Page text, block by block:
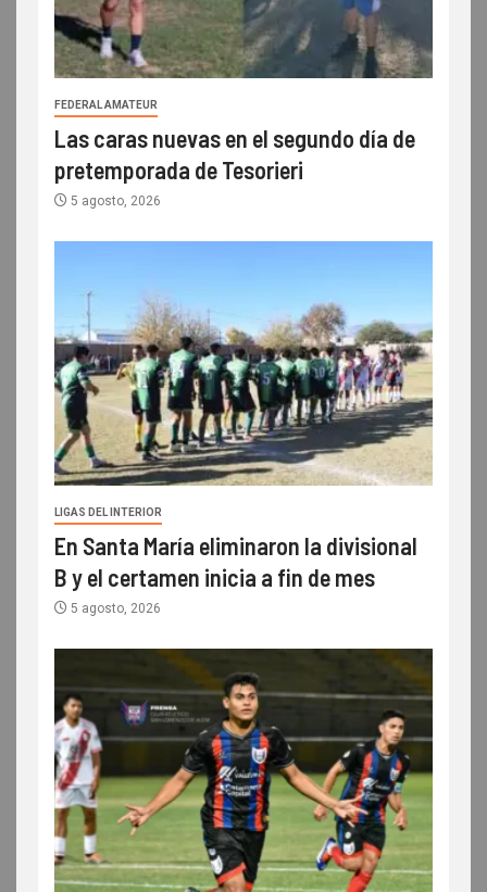
FEDERAL AMATEUR
Las caras nuevas en el segundo día de
pretemporada de Tesorieri
5 agosto, 2026
LIGAS DEL INTERIOR
En Santa María eliminaron la divisional
B y el certamen inicia a fin de mes
5 agosto, 2026